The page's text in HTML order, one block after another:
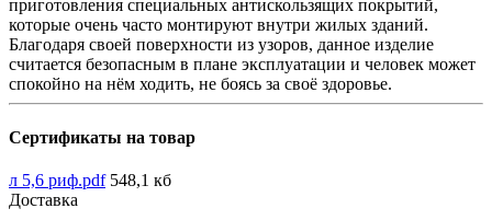
приготовления специальных антискользящих покрытий,
которые очень часто монтируют внутри жилых зданий.
Благодаря своей поверхности из узоров, данное изделие
считается безопасным в плане эксплуатации и человек может
спокойно на нём ходить, не боясь за своё здоровье.
Сертификаты на товар
л 5,6 риф.pdf 548,1 кб
Доставка